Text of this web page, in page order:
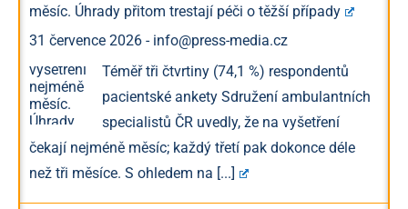
měsíc. Úhrady přitom trestají péči o těžší případy
31 července 2026 - info@press-media.cz
Téměř tři čtvrtiny (74,1 %) respondentů
pacientské ankety Sdružení ambulantních
specialistů ČR uvedly, že na vyšetření
čekají nejméně měsíc; každý třetí pak dokonce déle
než tři měsíce. S ohledem na [...]